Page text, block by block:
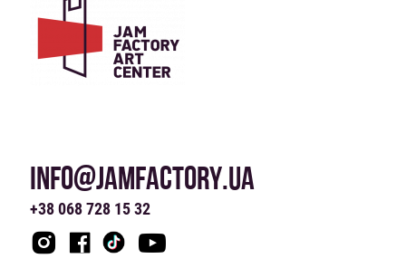
INFO@JAMFACTORY.UA
+38 068 728 15 32